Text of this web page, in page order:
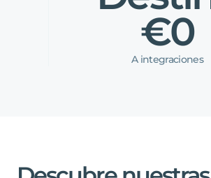
€0
A integraciones